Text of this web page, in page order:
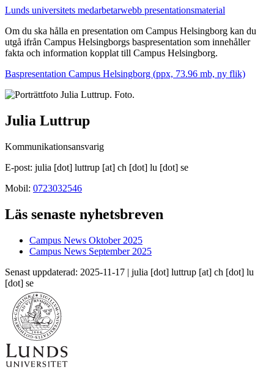
Lunds universitets medarbetarwebb presentationsmaterial
Om du ska hålla en presentation om Campus Helsingborg kan du
utgå ifrån Campus Helsingborgs baspresentation som innehåller
fakta och information kopplat till Campus Helsingborg.
Baspresentation Campus Helsingborg (ppx, 73.96 mb, ny flik)
Julia Luttrup
Kommunikationsansvarig
E-post: julia [dot] luttrup [at] ch [dot] lu [dot] se
Mobil: 0723032546
Läs senaste nyhetsbreven
Campus News Oktober 2025
Campus News September 2025
Senast uppdaterad: 2025-11-17 | julia [dot] luttrup [at] ch [dot] lu
[dot] se